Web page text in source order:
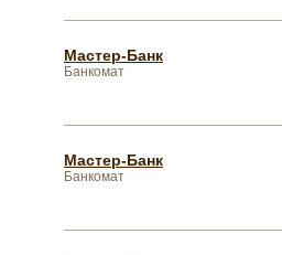
Мастер-Банк
Банкомат
Мастер-Банк
Банкомат